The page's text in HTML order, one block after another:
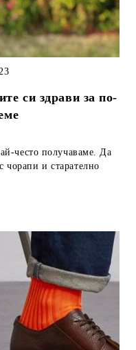
си здрави за по-
често получаваме. Да
и старателно